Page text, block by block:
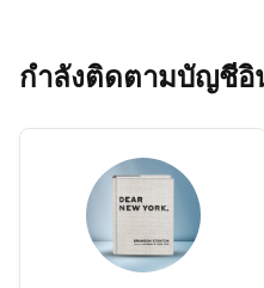
กำลังติดตามบัญชีอิ